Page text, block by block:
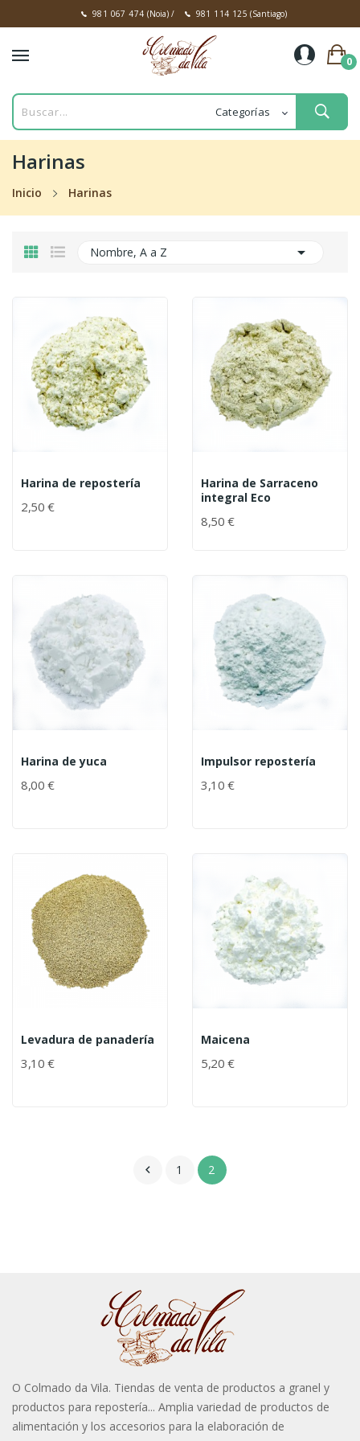
981 067 474 (Noia)/ 981 114 125 (Santiago)
0
Harinas
Inicio Harinas
Nombre, A a Z 
Harina de repostería
2,50 €
Harina de Sarraceno
integral Eco
8,50 €
Harina de yuca
8,00 €
Impulsor repostería
3,10 €
Levadura de panadería
3,10 €
Maicena
5,20 €
 1 2
O Colmado da Vila. Tiendas de venta de productos a granel y
productos para repostería... Amplia variedad de productos de
alimentación y los accesorios para la elaboración de